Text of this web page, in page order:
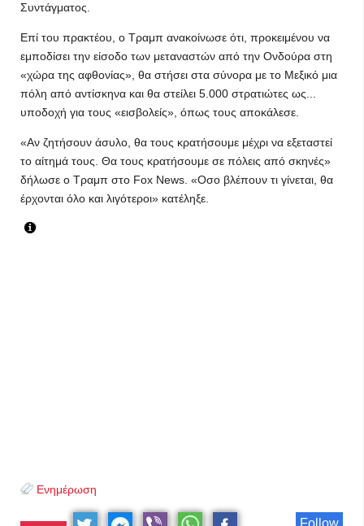
Συντάγματος.
Επί του πρακτέου, ο Τραμπ ανακοίνωσε ότι, προκειμένου να
εμποδίσει την είσοδο των μεταναστών από την Ονδούρα στη
«χώρα της αφθονίας», θα στήσει στα σύνορα με το Μεξικό μια
πόλη από αντίσκηνα και θα στείλει 5.000 στρατιώτες ως...
υποδοχή για τους «εισβολείς», όπως τους αποκάλεσε.
«Αν ζητήσουν άσυλο, θα τους κρατήσουμε μέχρι να εξεταστεί
το αίτημά τους. Θα τους κρατήσουμε σε πόλεις από σκηνές»
δήλωσε ο Τραμπ στο Fox News. «Οσο βλέπουν τι γίνεται, θα
έρχονται όλο και λιγότεροι» κατέληξε.
Ενημέρωση
Follow